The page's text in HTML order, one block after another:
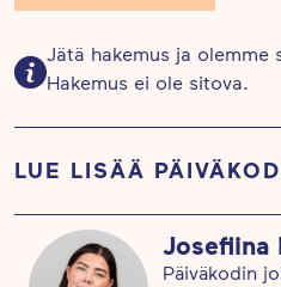
Jätä hakemus ja olemme
Hakemus ei ole sitova.
LUE LISÄÄ
Päiväkodissa toimii kuusi
Josefiina
Päiväkodin